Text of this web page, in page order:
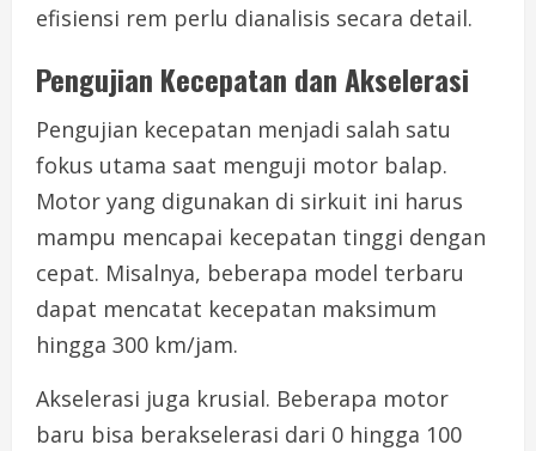
efisiensi rem perlu dianalisis secara detail.
Pengujian Kecepatan dan Akselerasi
Pengujian kecepatan menjadi salah satu
fokus utama saat menguji motor balap.
Motor yang digunakan di sirkuit ini harus
mampu mencapai kecepatan tinggi dengan
cepat. Misalnya, beberapa model terbaru
dapat mencatat kecepatan maksimum
hingga 300 km/jam.
Akselerasi juga krusial. Beberapa motor
baru bisa berakselerasi dari 0 hingga 100